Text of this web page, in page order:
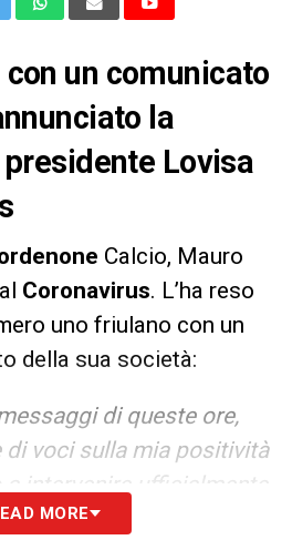
un comunicato
la
Lovisa
Calcio, Mauro
Coronavirus. L’ha reso
uno friulano con un
della sua società:
di queste ore,
voci sulla mia positività
a intervenire ufficialmente
tutti coloro che si
MORE